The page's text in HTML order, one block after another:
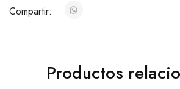
Compartir:
Productos